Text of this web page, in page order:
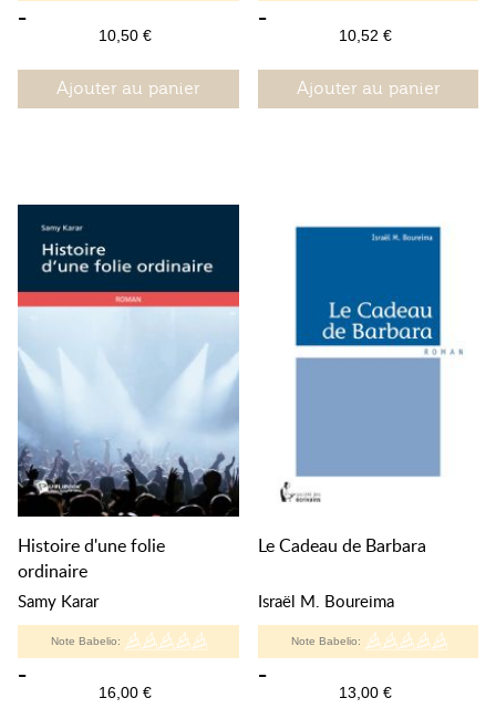
-
10,50 €
Ajouter au panier
-
10,52 €
Ajouter au panier
Histoire d'une folie
ordinaire
Samy Karar
Note Babelio:
-
16,00 €
Le Cadeau de Barbara
Israël M. Boureima
Note Babelio:
-
13,00 €